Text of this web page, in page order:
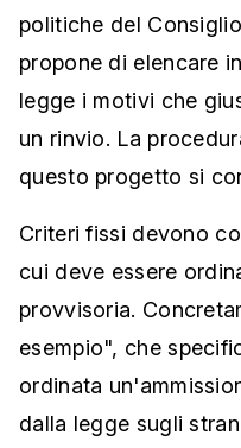
politiche del
propone di elencare
legge i motivi che
un rinvio. La
questo progetto si
Criteri fissi devono
cui deve essere
provvisoria.
esempio", che
ordinata
dalla legge sugli